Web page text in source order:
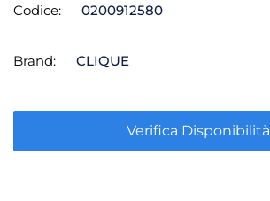
Codice: 0200912580
Brand: CLIQUE
Verifica Disponibilità